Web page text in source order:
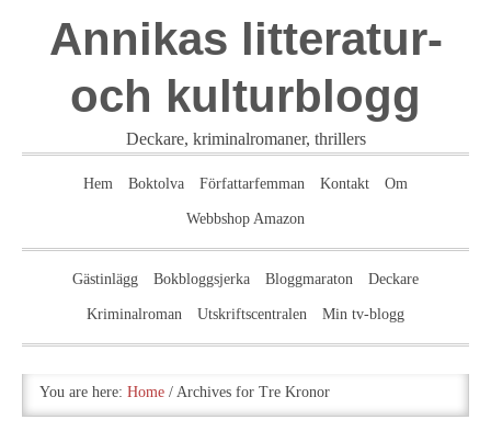
Annikas litteratur-
och kulturblogg
Deckare, kriminalromaner, thrillers
Hem Boktolva Författarfemman Kontakt Om
Webbshop Amazon
Gästinlägg Bokbloggsjerka Bloggmaraton Deckare
Kriminalroman Utskriftscentralen Min tv-blogg
You are here: Home / Archives for Tre Kronor